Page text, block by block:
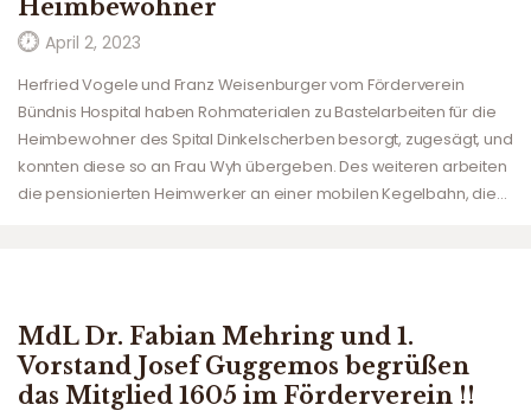
Heimbewohner
April 2, 2023
Herfried Vogele und Franz Weisenburger vom Förderverein
Bündnis Hospital haben Rohmaterialen zu Bastelarbeiten für die
Heimbewohner des Spital Dinkelscherben besorgt, zugesägt, und
konnten diese so an Frau Wyh übergeben. Des weiteren arbeiten
die pensionierten Heimwerker an einer mobilen Kegelbahn, die…
MdL Dr. Fabian Mehring und 1.
Vorstand Josef Guggemos begrüßen
das Mitglied 1605 im Förderverein !!